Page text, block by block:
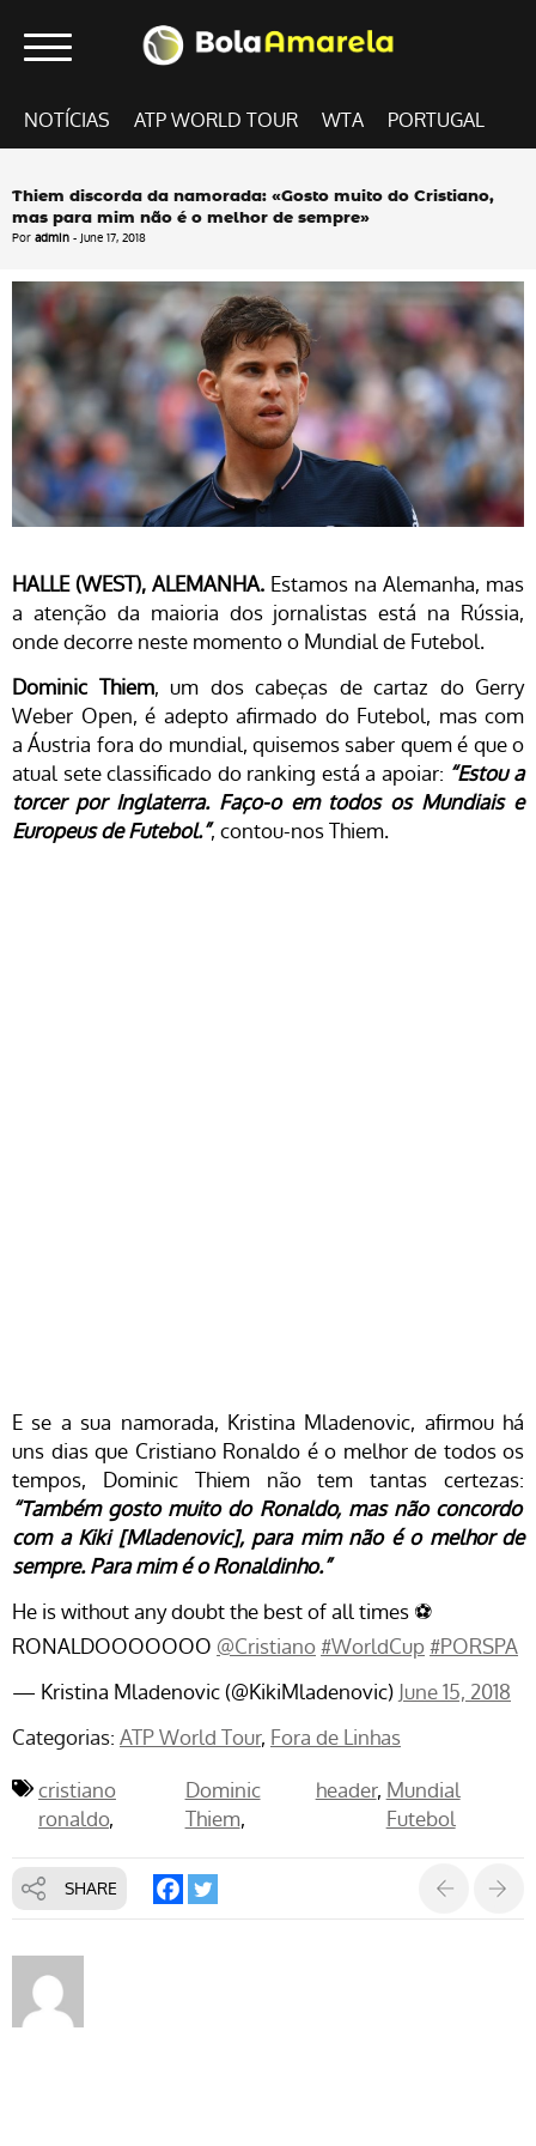
NOTÍCIAS ATP WORLD TOUR WTA PORTUGAL
Thiem discorda da namorada: «Gosto muito do Cristiano,
mas para mim não é o melhor de sempre»
Por admin - June 17, 2018
HALLE (WEST), ALEMANHA. Estamos na Alemanha, mas
a atenção da maioria dos jornalistas está na Rússia,
onde decorre neste momento o Mundial de Futebol.
Dominic Thiem, um dos cabeças de cartaz do Gerry
Weber Open, é adepto afirmado do Futebol, mas com
a Áustria fora do mundial, quisemos saber quem é que o
atual sete classificado do ranking está a apoiar: “Estou a
torcer por Inglaterra. Faço-o em todos os Mundiais e
Europeus de Futebol.”, contou-nos Thiem.
E se a sua namorada, Kristina Mladenovic, afirmou há
uns dias que Cristiano Ronaldo é o melhor de todos os
tempos, Dominic Thiem não tem tantas certezas:
“Também gosto muito do Ronaldo, mas não concordo
com a Kiki [Mladenovic], para mim não é o melhor de
sempre. Para mim é o Ronaldinho.”
He is without any doubt the best of all times ⚽
RONALDOOOOOOO @Cristiano#WorldCup#PORSPA
— Kristina Mladenovic (@KikiMladenovic) June 15, 2018
Categorias: ATP World Tour Fora de Linhas
cristiano
ronaldo
Dominic
Thiem
header Mundial
Futebol
SHARE